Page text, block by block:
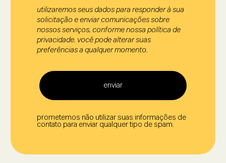
utilizaremos seus dados para responder à sua
solicitação e enviar comunicações sobre
nossos serviços, conforme nossa política de
privacidade. você pode alterar suas
preferências a qualquer momento.
enviar
prometemos não utilizar suas informações de
contato para enviar qualquer tipo de spam.